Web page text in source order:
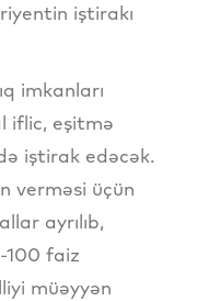
iştirakı
imkanları
iflic, eşitmə
iştirak edəcək.
verməsi üçün
ayrılıb,
100 faiz
müəyyən